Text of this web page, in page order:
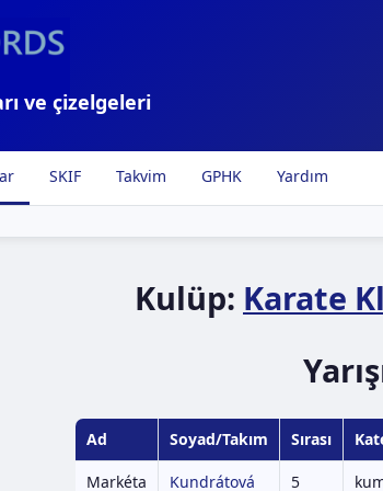
ve çizelgeleri
SKIF Takvim GPHK Yardım
Kulüp: Karate
Ad Soyad/Takım Sırası
Markéta Kundrátová 5